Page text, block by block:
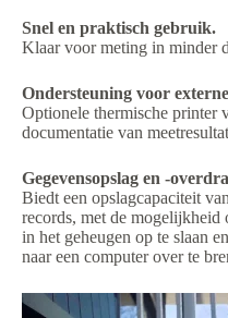
Snel en praktisch gebruik.
Klaar voor meting in minder
Ondersteuning voor
Optionele thermische printer
documentatie van
Gegevensopslag en -
Biedt een opslagcapaciteit
records, met de mogelijkheid
in het geheugen op te slaan
naar een computer over te